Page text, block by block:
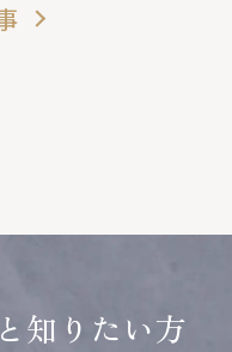
知りたい方